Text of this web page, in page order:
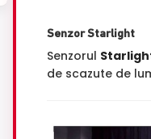
Senzor Starlight
Senzorul
de scazute de